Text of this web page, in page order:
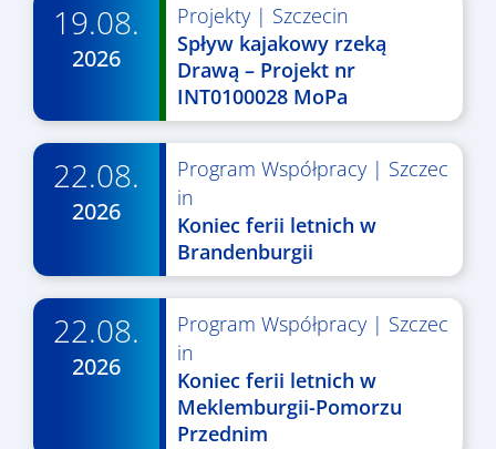
19.08.
2026
Projekty| Szczecin
Spływ kajakowy rzeką
Drawą – Projekt nr
INT0100028 MoPa
22.08.
2026
Program Współpracy| Szczec
in
Koniec ferii letnich w
Brandenburgii
22.08.
2026
Program Współpracy| Szczec
in
Koniec ferii letnich w
Meklemburgii-Pomorzu
Przednim